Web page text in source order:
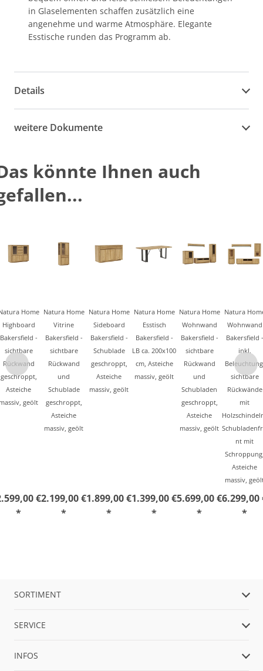
in Glaselementen schaffen zusätzlich eine
angenehme und warme Atmosphäre. Elegante
Esstische runden das Programm ab.
Details
weitere Dokumente
könnte Ihnen auch
Home
Highboard
Bakersfield -
sichtbare
Rückwand
geschroppt,
Asteiche
geölt
€
*
Natura Home
Vitrine
Bakersfield -
sichtbare
Rückwand
und
Schublade
geschroppt,
Asteiche
massiv, geölt
2.199,00 €
*
Natura Home
Sideboard
Bakersfield -
Schublade
geschroppt,
Asteiche
massiv, geölt
1.899,00 €
*
Natura Home
Esstisch
Bakersfield -
LB ca. 200x100
cm, Asteiche
massiv, geölt
1.399,00 €
*
Natura Home
Wohnwand
Bakersfield -
sichtbare
Rückwand
und
Schubladen
geschroppt,
Asteiche
massiv, geölt
5.699,00 €
*
Natura
Wohnwand
Bakersfield -
inkl.
sichtbare
Rückwände
mit
nt mit
Asteiche
massiv,
6.299,00
*
SORTIMENT
SERVICE
INFOS